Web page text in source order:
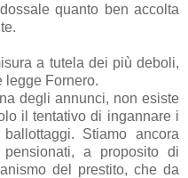
quanto ben accolta
a tutela dei più deboli,
legge Fornero.
degli annunci, non esiste
il tentativo di ingannare i
Stiamo ancora
a proposito di
del prestito, che da